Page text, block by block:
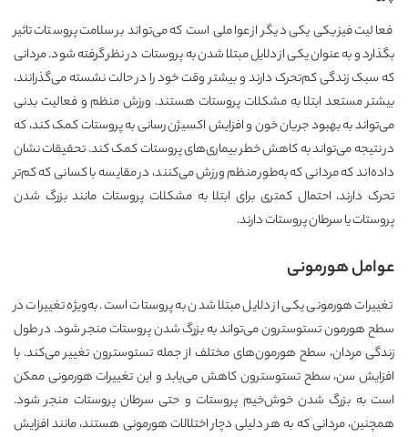
فعالیت فیزیکی یکی دیگر از عواملی است که می‌تواند بر سلامت پروستات تاثیر
بگذارد و به عنوان یکی از دلایل مبتلا شدن به پروستات در نظر گرفته شود. مردانی
که سبک زندگی کم‌تحرک دارند و بیشتر وقت خود را در حالت نشسته می‌گذرانند،
بیشتر مستعد ابتلا به مشکلات پروستات هستند. ورزش منظم و فعالیت بدنی
می‌تواند به بهبود جریان خون و افزایش اکسیژن رسانی به پروستات کمک کند، که
در نتیجه می‌تواند به کاهش خطر بیماری‌های پروستات کمک کند. تحقیقات نشان
داده‌اند که مردانی که به‌طور منظم ورزش می‌کنند، در مقایسه با کسانی که کم‌تر
تحرک دارند، احتمال کمتری برای ابتلا به مشکلات پروستات مانند بزرگ شدن
پروستات یا سرطان پروستات دارند.
عوامل هورمونی
تغییرات هورمونی یکی از دلایل مبتلا شدن به پروستات است. به‌ویژه تغییرات در
سطح هورمون تستوسترون می‌تواند به بزرگ شدن پروستات منجر شود. در طول
زندگی مردان، سطح هورمون‌های مختلف از جمله تستوسترون تغییر می‌کند. با
افزایش سن، سطح تستوسترون کاهش می‌یابد و این تغییرات هورمونی ممکن
است به بزرگ شدن خوش‌خیم پروستات و حتی سرطان پروستات منجر شود.
همچنین، مردانی که به هر دلیلی دچار اختلالات هورمونی هستند، مانند افزایش